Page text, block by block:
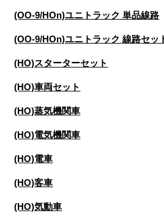
(OO-9/HOn)ユニトラック 単品線路
(OO-9/HOn)ユニトラック 線路セッ
(HO)スターターセット
(HO)車両セット
(HO)蒸気機関車
(HO)電気機関車
(HO)電車
(HO)客車
(HO)気動車